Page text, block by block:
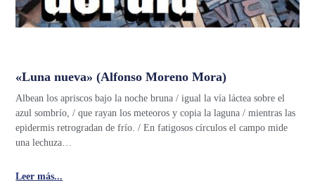
«Luna nueva» (Alfonso Moreno Mora)
Albean los apriscos bajo la noche bruna / igual la vía láctea sobre el
azul sombrío, / que rayan los meteoros y copia la laguna / mientras las
epidermis retrogradan de frío. / En fatigosos círculos el campo mide
una lechuza…
Leer más...